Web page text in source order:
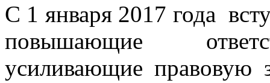
С 1 января 2017 года
повышающие
усиливающие правовую